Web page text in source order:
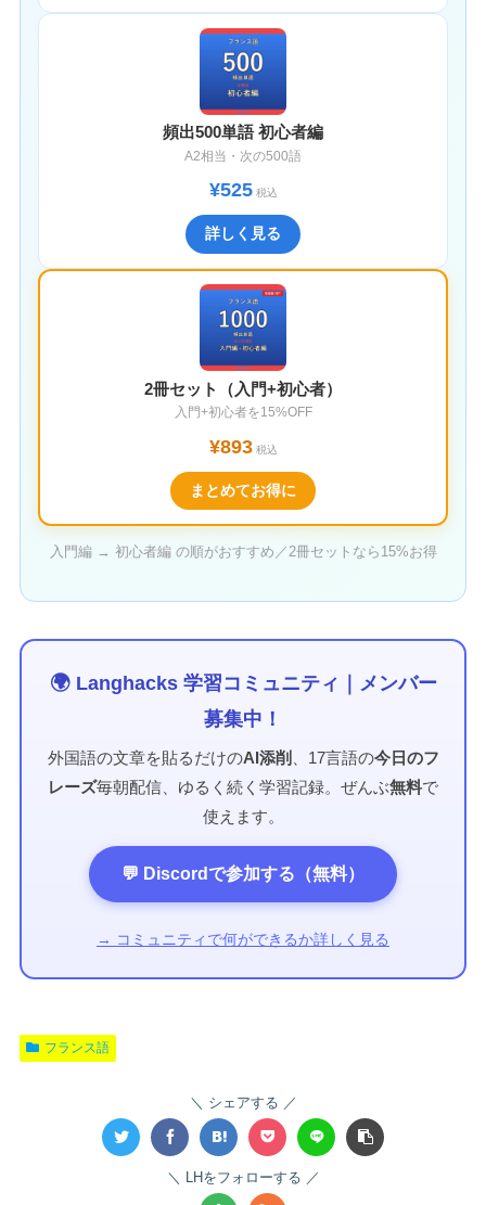
頻出500単語 初心者編
A2相当・次の500語
¥525税込
詳しく見る
2冊セット（入門+初心者）
入門+初心者を15%OFF
¥893税込
まとめてお得に
入門編 → 初心者編 の順がおすすめ／2冊セットなら15%お得
🌍 Langhacks 学習コミュニティ｜メンバー
募集中！
外国語の文章を貼るだけのAI添削 、17言語の今日のフ
レーズ毎朝配信、ゆるく続く学習記録。ぜんぶ無料で
使えます。
💬 Discordで参加する（無料）
→ コミュニティで何ができるか詳しく見る
フランス語
シェアする
LHをフォローする